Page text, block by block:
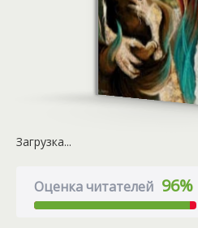
Загрузка...
Оценка читателей 96%